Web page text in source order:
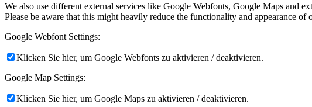
We also use different external services like Google Webfonts, Google Maps and
Please be aware that this might heavily reduce the functionality and appearance
Google Webfont Settings:
Klicken Sie hier, um Google Webfonts zu aktivieren / deaktivieren.
Google Map Settings:
Klicken Sie hier, um Google Maps zu aktivieren / deaktivieren.